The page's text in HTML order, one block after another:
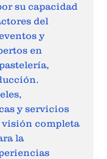
su capacidad
del
y
en
y servicios
completa
la